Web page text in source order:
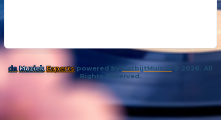
de Muziek Experts powered by KatbijtMuis.nl
© 2026. All
Rights Reserved.